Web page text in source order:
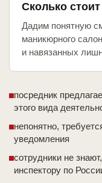
Сколько стоит
Дадим понятную
маникюрного
и навязанных
посредник
этого вида
непонятно,
уведомления
сотрудники не
инспектору по